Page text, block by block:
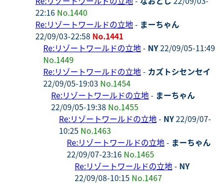
22:16 No.1440
Re:リゾートワールドの立地- まーちゃん
22/09/03-22:58 No.1441
Re:リゾートワールドの立地- NY22/09/05-11:49
No.1449
Re:リゾートワールドの立地- カズトシセンセイ
22/09/05-19:03 No.1454
Re:リゾートワールドの立地- まーちゃん
22/09/05-19:38 No.1455
Re:リゾートワールドの立地- NY22/09/07-
10:25 No.1463
Re:リゾートワールドの立地- まーちゃん
22/09/07-23:16 No.1465
Re:リゾートワールドの立地- NY
22/09/08-10:15 No.1467